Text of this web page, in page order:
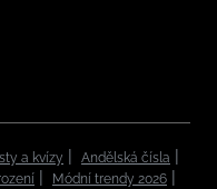
a kvízy
Andělská čísla
Módní trendy 2026